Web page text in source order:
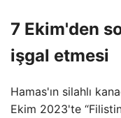
7 Ekim'den
işgal etmesi
Hamas'ın silahlı
Ekim 2023'te